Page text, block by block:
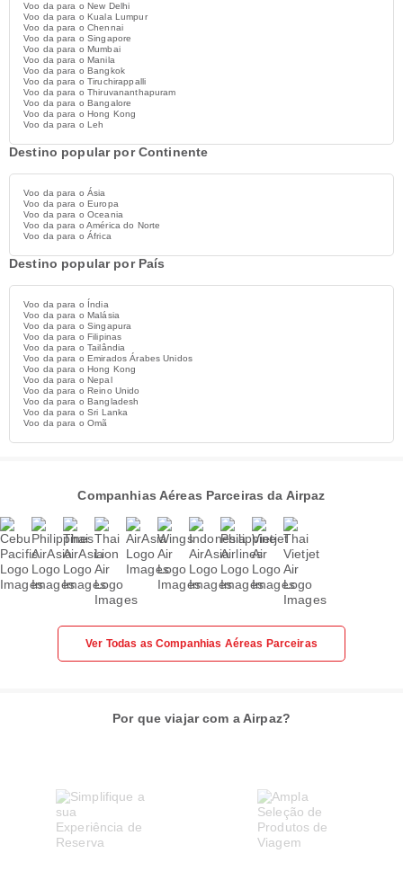
Voo da para o New Delhi
Voo da para o Kuala Lumpur
Voo da para o Chennai
Voo da para o Singapore
Voo da para o Mumbai
Voo da para o Manila
Voo da para o Bangkok
Voo da para o Tiruchirappalli
Voo da para o Thiruvananthapuram
Voo da para o Bangalore
Voo da para o Hong Kong
Voo da para o Leh
Destino popular por Continente
Voo da para o Ásia
Voo da para o Europa
Voo da para o Oceania
Voo da para o América do Norte
Voo da para o África
Destino popular por País
Voo da para o Índia
Voo da para o Malásia
Voo da para o Singapura
Voo da para o Filipinas
Voo da para o Tailândia
Voo da para o Emirados Árabes Unidos
Voo da para o Hong Kong
Voo da para o Nepal
Voo da para o Reino Unido
Voo da para o Bangladesh
Voo da para o Sri Lanka
Voo da para o Omã
Companhias Aéreas Parceiras da Airpaz
Ver Todas as Companhias Aéreas Parceiras
Por que viajar com a Airpaz?